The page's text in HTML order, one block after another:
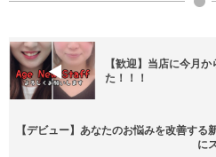
【歓迎】当店に今月
た！！！
【デビュー】あなたのお悩みを改善する
に